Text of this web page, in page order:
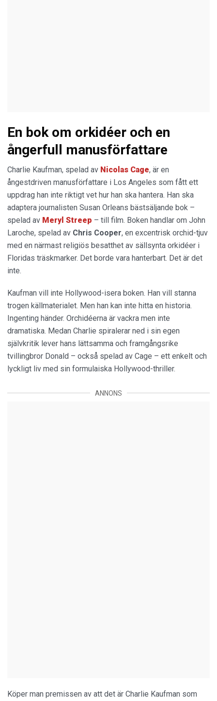
En bok om orkidéer och en
ångerfull manusförfattare
Charlie Kaufman, spelad av Nicolas Cage, är en
ångestdriven manusförfattare i Los Angeles som fått ett
uppdrag han inte riktigt vet hur han ska hantera. Han ska
adaptera journalisten Susan Orleans bästsäljande bok –
spelad av Meryl Streep – till film. Boken handlar om John
Laroche, spelad av Chris Cooper, en excentrisk orchid-tjuv
med en närmast religiös besatthet av sällsynta orkidéer i
Floridas träskmarker. Det borde vara hanterbart. Det är det
inte.
Kaufman vill inte Hollywood-isera boken. Han vill stanna
trogen källmaterialet. Men han kan inte hitta en historia.
Ingenting händer. Orchidéerna är vackra men inte
dramatiska. Medan Charlie spiralerar ned i sin egen
självkritik lever hans lättsamma och framgångsrike
tvillingbror Donald – också spelad av Cage – ett enkelt och
lyckligt liv med sin formulaiska Hollywood-thriller.
ANNONS
Köper man premissen av att det är Charlie Kaufman som